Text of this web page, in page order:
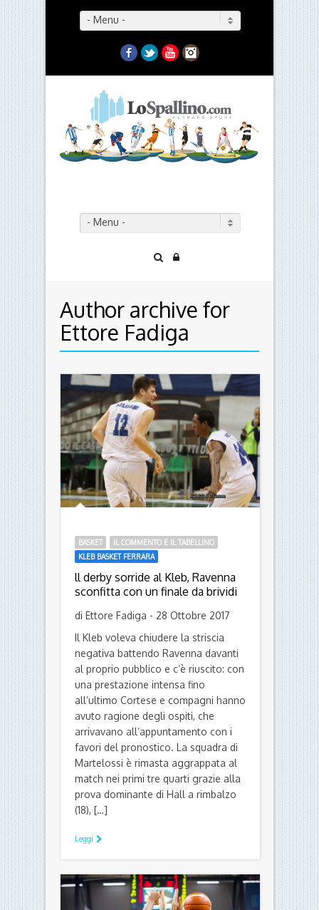
- Menu -
Facebook
TwitterYouTubeInstagram
- Menu -
Author archive for
Ettore Fadiga
BASKET
IL COMMENTO E IL TABELLINO
KLEB BASKET FERRARA
ll derby sorride al Kleb, Ravenna
sconfitta con un finale da brividi
di Ettore Fadiga - 28 Ottobre 2017
Il Kleb voleva chiudere la striscia
negativa battendo Ravenna davanti
al proprio pubblico e c’è riuscito: con
una prestazione intensa fino
all’ultimo Cortese e compagni hanno
arrivavano all’appuntamento con i
match nei primi tre quarti grazie alla
prova dominante di Hall a rimbalzo